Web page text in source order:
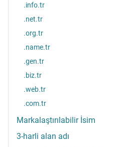
.info.tr
.net.tr
.org.tr
.name.tr
.gen.tr
.biz.tr
.web.tr
.com.tr
Markalaştırılabilir İsim
3-harli alan adı